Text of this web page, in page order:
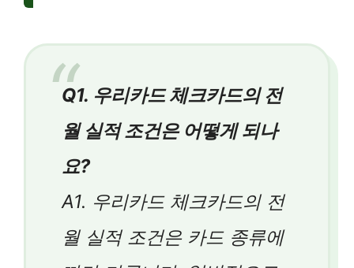
Q1. 우리카드 체크카드의 전
월 실적 조건은 어떻게 되나
요?
A1. 우리카드 체크카드의 전
월 실적 조건은 카드 종류에